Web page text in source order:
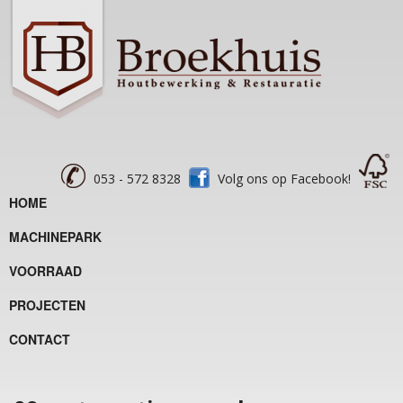
053 - 572 8328 Volg ons op Facebook!
HOME
MACHINEPARK
VOORRAAD
PROJECTEN
CONTACT